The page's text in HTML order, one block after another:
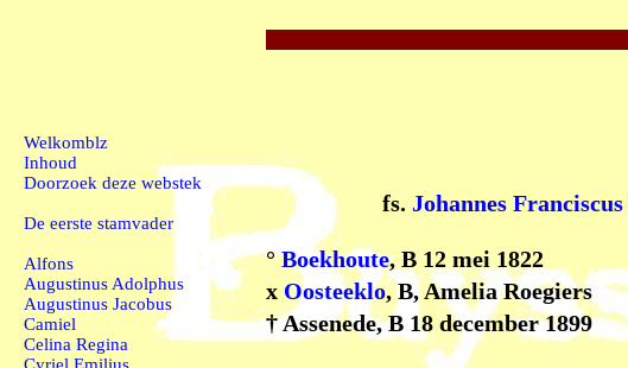
fs. Johannes Franciscus
°Boekhoute, B 12 mei 1822
x Oosteeklo, B, Amelia Roegiers
† Assenede, B 18 december 1899
Welkomblz
Inhoud
Doorzoek deze webstek
De eerste stamvader
Alfons
Augustinus Adolphus
Augustinus Jacobus
Camiel
Celina Regina